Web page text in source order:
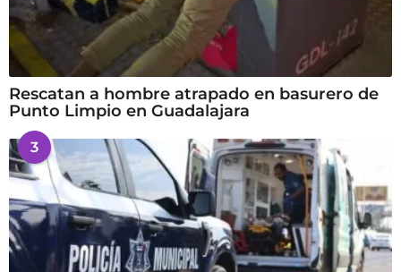
Rescatan a hombre atrapado en basurero de
Punto Limpio en Guadalajara
3